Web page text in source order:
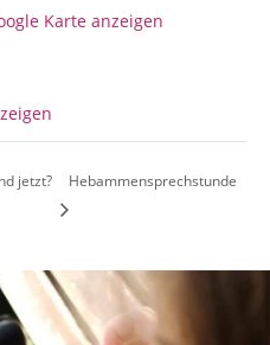
Karte anzeigen
jetzt? Hebammensprechstunde